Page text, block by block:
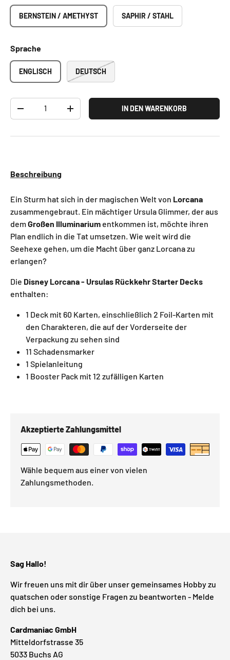
BERNSTEIN / AMETHYST SAPHIR / STAHL
Sprache
ENGLISCH DEUTSCH
- + IN DEN WARENKORB
Beschreibung
Ein Sturm hat sich in der magischen Welt von Lorcana
zusammengebraut. Ein mächtiger Ursula Glimmer, der aus
demGroßen Illuminarium entkommen ist, möchte ihren
Plan endlich in die Tat umsetzen. Wie weit wird die
Seehexe gehen, um die Macht über ganz Lorcana zu
erlangen?
Die Disney Lorcana - Ursulas Rückkehr Starter Decks
enthalten:
1 Deck mit 60 Karten, einschließlich 2 Foil-Karten mit
den Charakteren, die auf der Vorderseite der
Verpackung zu sehen sind
11 Schadensmarker
1 Spielanleitung
1 Booster Pack mit 12 zufälligen Karten
Akzeptierte Zahlungsmittel
Wähle bequem aus einer von vielen
Zahlungsmethoden.
Sag Hallo!
Wir freuen uns mit dir über unser gemeinsames Hobby zu
quatschen oder sonstige Fragen zu beantworten - Melde
dich bei uns.
Cardmaniac GmbH
Mitteldorfstrasse 35
5033 Buchs AG